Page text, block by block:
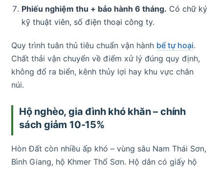
Phiếu nghiệm thu + bảo hành 6 tháng. Có chữ ký
kỹ thuật viên, số điện thoại công ty.
Quy trình tuân thủ tiêu chuẩn vận hành bể tự hoại.
Chất thải vận chuyển về điểm xử lý đúng quy định,
không đổ ra biển, kênh thủy lợi hay khu vực chân
núi.
Hộ nghèo, gia đình khó khăn – chính
sách giảm 10-15%
Hòn Đất còn nhiều ấp khó – vùng sâu Nam Thái Sơn,
Bình Giang, hộ Khmer Thổ Sơn. Hộ dân có giấy hộ